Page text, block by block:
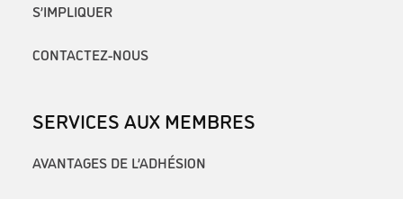
S’IMPLIQUER
CONTACTEZ-NOUS
SERVICES AUX MEMBRES
AVANTAGES DE L’ADHÉSION